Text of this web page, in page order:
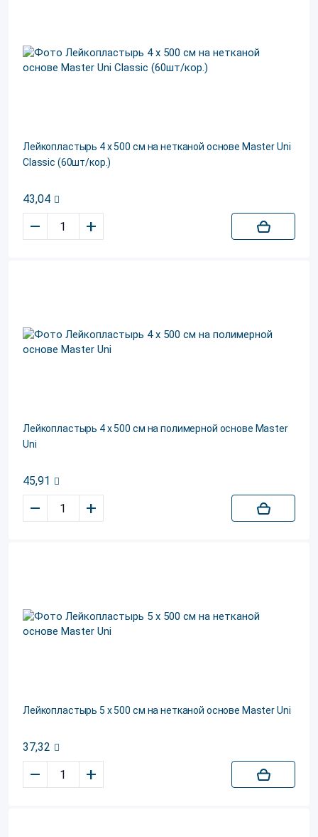
Лейкопластырь 4 х 500 см на нетканой основе Master Uni
Classic (60шт/кор.)
43,04
– +
Лейкопластырь 4 х 500 см на полимерной основе Master
Uni
45,91
– +
Лейкопластырь 5 х 500 см на нетканой основе Master Uni
37,32
– +